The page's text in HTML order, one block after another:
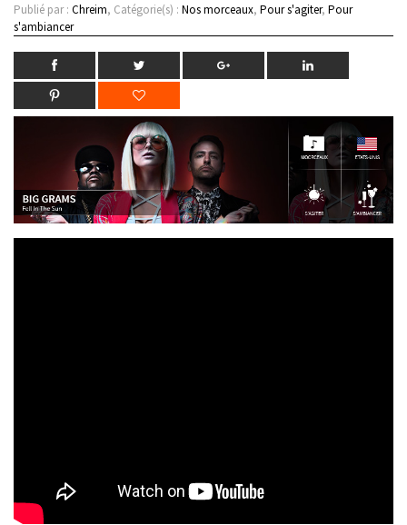
Publié par : Chreim, Catégorie(s) : Nos morceaux, Pour s'agiter, Pour
s'ambiancer